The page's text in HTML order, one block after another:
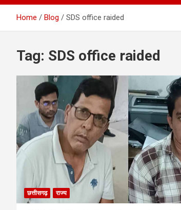
Home Blog SDS office raided
Tag: SDS office raided
छत्तीसगढ़ राज्य